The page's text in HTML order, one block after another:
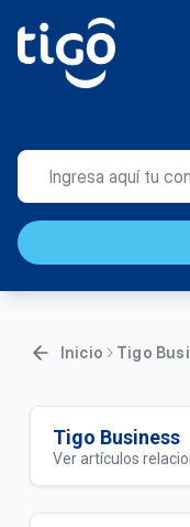
Inicio Tigo
Tigo Business
Ver artículos
Agencias con